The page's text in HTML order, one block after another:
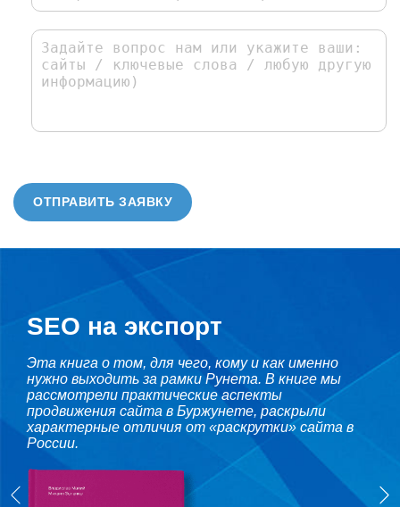
ОТПРАВИТЬ ЗАЯВКУ
SEO на экспорт
Эта книга о том, для чего, кому и как именно
нужно выходить за рамки Рунета. В книге мы
рассмотрели практические аспекты
продвижения сайта в Буржунете, раскрыли
характерные отличия от «раскрутки» сайта в
России.